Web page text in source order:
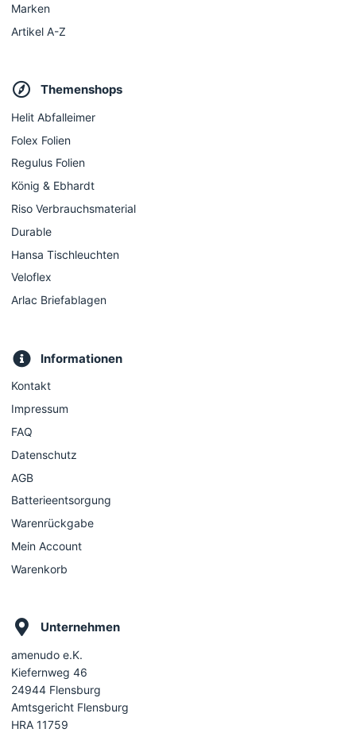
Marken
Artikel A-Z
Themenshops
Helit Abfalleimer
Folex Folien
Regulus Folien
König & Ebhardt
Riso Verbrauchsmaterial
Durable
Hansa Tischleuchten
Veloflex
Arlac Briefablagen
Informationen
Kontakt
Impressum
FAQ
Datenschutz
AGB
Batterieentsorgung
Warenrückgabe
Mein Account
Warenkorb
Unternehmen
amenudo e.K.
Kiefernweg 46
24944 Flensburg
Amtsgericht Flensburg
HRA 11759